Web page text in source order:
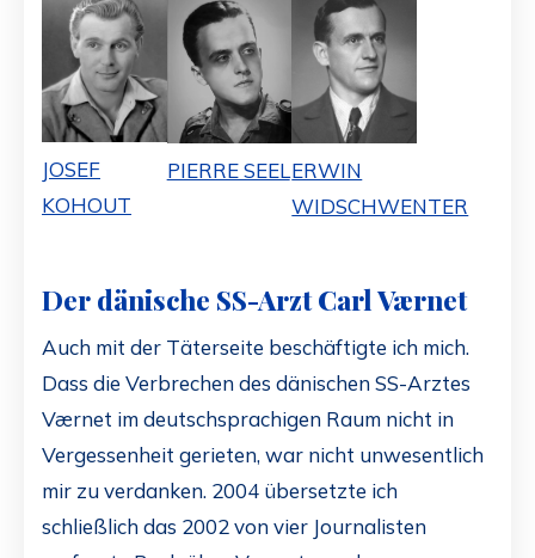
JOSEF
KOHOUT
PIERRE SEELERWIN
WIDSCHWENTER
Der dänische SS-Arzt Carl Værnet
Auch mit der Täterseite beschäftigte ich mich.
Dass die Verbrechen des dänischen SS-Arztes
Værnet im deutschsprachigen Raum nicht in
Vergessenheit gerieten, war nicht unwesentlich
mir zu verdanken. 2004 übersetzte ich
schließlich das 2002 von vier Journalisten